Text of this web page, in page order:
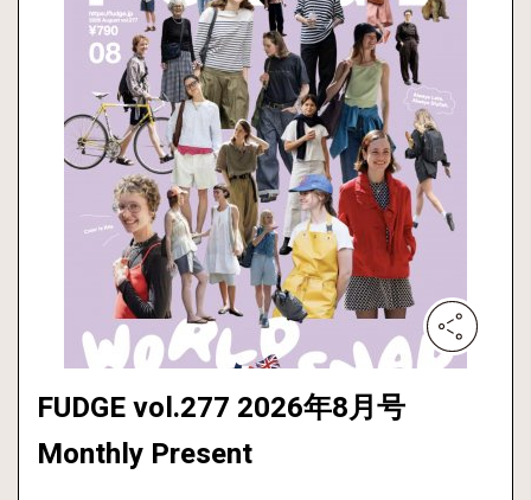
FUDGE vol.277 2026年8月号
Monthly Present